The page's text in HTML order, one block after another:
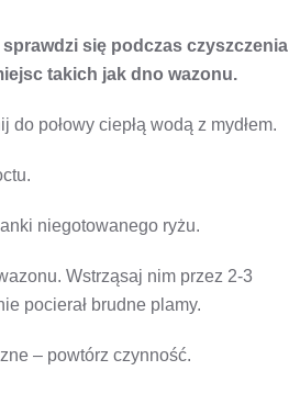
się podczas czyszczenia
takich jak dno wazonu.
do połowy ciepłą wodą z mydłem.
niegotowanego ryżu.
Wstrząsaj nim przez 2-3
pocierał brudne plamy.
– powtórz czynność.